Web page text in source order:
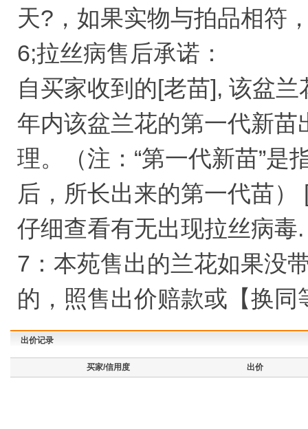
天?，如果实物与拍品相符
6;拉丝病售后承诺：
自买家收到的[老苗], 该盆
年内该盆兰花的第一代新
理。（注：“第一代新苗”是
后，所长出来的第一代苗
仔细查看有无出现拉丝病
7：本苑售出的兰花如果没
的，照售出价赔款或【换同
出价记录
买家/信用度 出价